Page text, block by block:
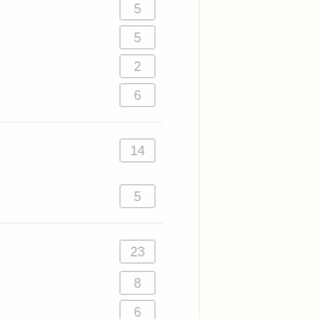
5
5
2
6
14
5
23
8
6